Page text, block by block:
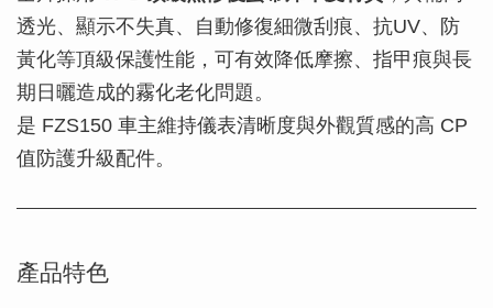
透光、顯示不失真、自動修復細微刮痕、抗UV、防
黃化等頂級保護性能，可有效降低摩擦、指甲痕與長
期日曬造成的霧化老化問題。
是 FZS150 車主維持儀表清晰度與外觀質感的高 CP
值防護升級配件。
產品特色